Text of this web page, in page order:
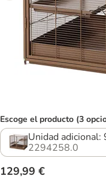
Escoge el producto (3
Unidad
2294258.0
129,99 €